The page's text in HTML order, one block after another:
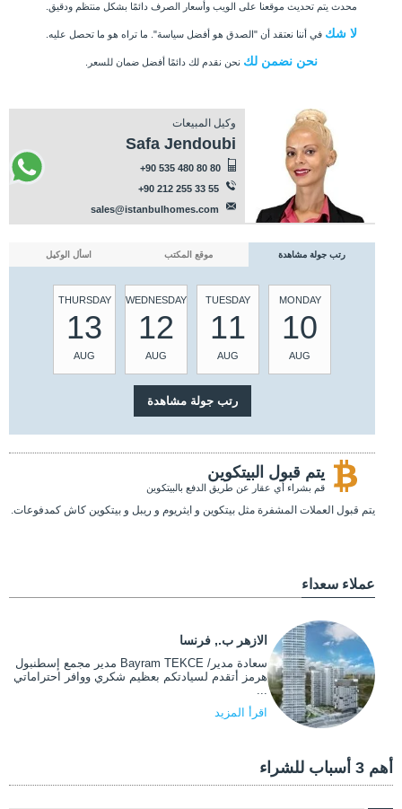
محدث يتم تحديث موقعنا على الويب وأسعار الصرف دائمًا بشكل منتظم ودقيق.
لا شك في أننا نعتقد أن "الصدق هو أفضل سياسة". ما تراه هو ما تحصل عليه.
نحن نضمن لك نحن نقدم لك دائمًا أفضل ضمان للسعر.
وكيل المبيعات
Safa Jendoubi
+90 535 480 80 80
+90 212 255 33 55
sales@istanbulhomes.com
رتب جولة مشاهدة موقع المكتب اسأل الوكيل
MONDAY
10
AUG
TUESDAY
11
AUG
WEDNESDAY
12
AUG
THURSDAY
13
AUG
يتم قبول البيتكوين
قم بشراء أي عقار عن طريق الدفع بالبيتكوين
يتم قبول العملات المشفرة مثل بيتكوين و ايثريوم و ريبل و بيتكوين كاش كمدفوعات.
عملاء سعداء
الازهر ب., فرنسا
سعادة مدير/ Bayram TEKCE مدير مجمع إسطنبول
هرمز أتقدم لسيادتكم بعظيم شكري ووافر احتراماتي
اقرأ المزيد
أهم 3 أسباب للشراء